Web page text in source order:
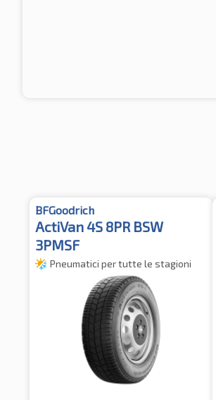
BFGoodrich
ActiVan 4S 8PR BSW
3PMSF
Pneumatici per tutte le stagioni